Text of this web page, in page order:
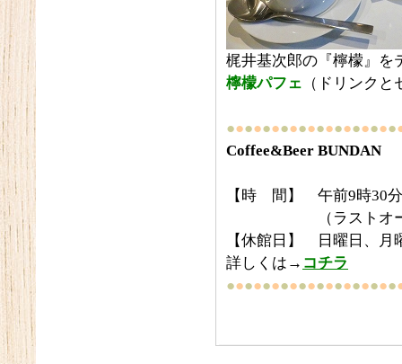
梶井基次郎の『檸檬』を
檸檬パフェ （ドリンク
●●●●●●●●●●●●●●●●●●●
Coffee&Beer BUNDAN
【時 間】 午前9時30
（ラストオーダ
【休館日】 日曜日、月
詳しくは→ コチラ
●●●●●●●●●●●●●●●●●●●